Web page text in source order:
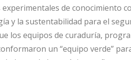
de conocimiento
y la sustentabilidad para el
los equipos de curaduría,
un “equipo verde”